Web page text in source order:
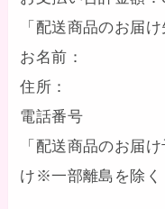
「配送商品のお届け
お名前：
住所：
電話番号
「配送商品のお届
け※一部離島を除く